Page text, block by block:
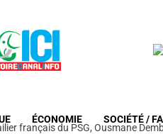
ÉCONOMIE SOCIÉTÉ /
français du PSG, Ousmane